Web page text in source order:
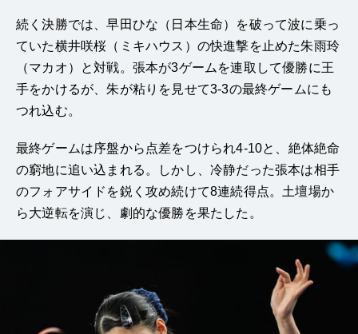
続く決勝では、早田ひな（日本生命）を破って波に乗っ
ていた横井咲桜（ミキハウス）の快進撃を止めた朱雨玲
（マカオ）と対戦。張本が3ゲームを連取して優勝に王
手をかけるが、朱が粘りを見せて3-3の最終ゲームにも
つれ込む。
最終ゲームは序盤から点差をつけられ4-10と、絶体絶命
の窮地に追い込まれる。しかし、冷静だった張本は相手
のフォアサイドを鋭く攻め続けて8連続得点。土壇場か
ら大逆転を演じ、劇的な優勝を果たした。